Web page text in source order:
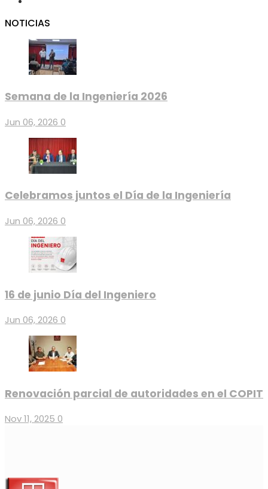
NOTICIAS
Semana de la Ingeniería 2026
Jun 06, 2026 0
Celebramos juntos el Día de la Ingeniería
Jun 06, 2026 0
16 de junio Día del Ingeniero
Jun 06, 2026 0
Renovación parcial de autoridades en el COPIT
Nov 11, 2025 0